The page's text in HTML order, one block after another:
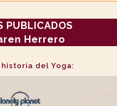
PUBLICADOS
Herrero
del Yoga: